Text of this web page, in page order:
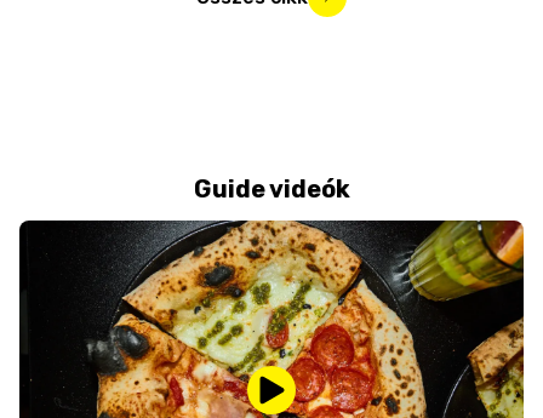
Guide videók